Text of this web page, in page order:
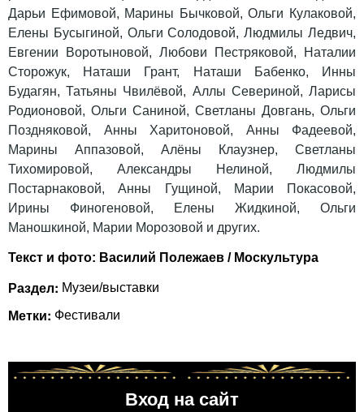
Дарьи Ефимовой, Марины Бычковой, Ольги Кулаковой,
Елены Бусыгиной, Ольги Солодовой, Людмилы Ледвич,
Евгении Воротыновой, Любови Пестряковой, Наталии
Сторожук, Наташи Грант, Наташи Бабенко, Инны
Будагян, Татьяны Чвилёвой, Аллы Севериной, Ларисы
Родионовой, Ольги Саниной, Светланы Довгань, Ольги
Поздняковой, Анны Харитоновой, Анны Фадеевой,
Марины Аппазовой, Алёны Клаузнер, Светланы
Тихомировой, Александры Нелиной, Людмилы
Постарнаковой, Анны Гущиной, Марии Покасовой,
Ирины Финогеновой, Елены Жидкиной, Ольги
Маношкиной, Марии Морозовой и других.
Текст и фото: Василий Полежаев / Москультура
Раздел: Музеи/выставки
Метки: Фестивали
Вход на сайт